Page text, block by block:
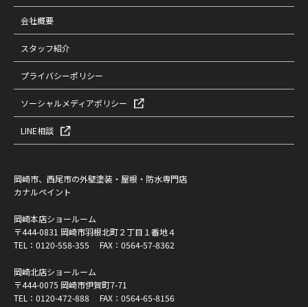
会社概要
スタッフ紹介
プライバシーポリシー
ソーシャルメディアポリシー
LINE相談
岡崎市、西尾市の外壁塗装・屋根・防水専門店
カナルペイント
岡崎本店ショールーム
〒444-0831 岡崎市羽根北町２丁目１番地４
TEL： 0120-558-355 FAX：0564-57-8362
岡崎北店ショールーム
〒444-0075 岡崎市伊賀町7-71
TEL： 0120-472-888 FAX：0564-65-8156